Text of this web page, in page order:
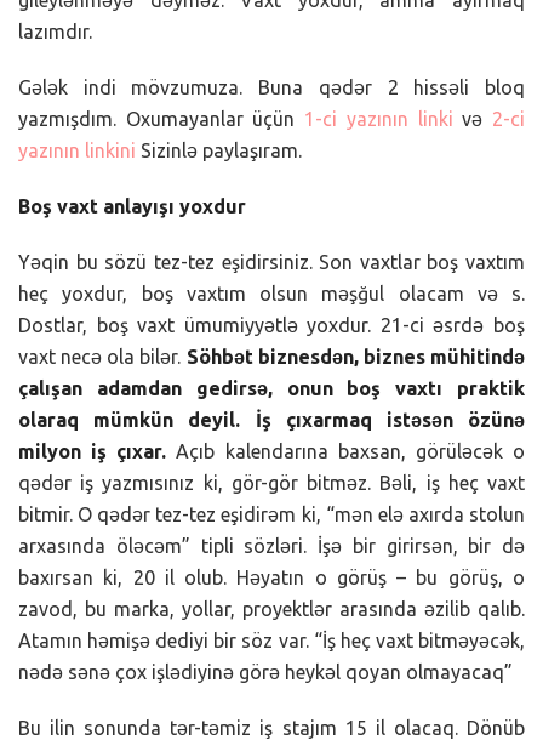
lazımdır.
Gələk indi mövzumuza. Buna qədər 2 hissəli bloq
yazmışdım. Oxumayanlar üçün 1-ci yazının linki və 2-ci
yazının linkini Sizinlə paylaşıram.
Boş vaxt anlayışı yoxdur
Yəqin bu sözü tez-tez eşidirsiniz. Son vaxtlar boş vaxtım
heç yoxdur, boş vaxtım olsun məşğul olacam və s.
Dostlar, boş vaxt ümumiyyətlə yoxdur. 21-ci əsrdə boş
vaxt necə ola bilər. Söhbət biznesdən, biznes mühitində
çalışan adamdan gedirsə, onun boş vaxtı praktik
olaraq mümkün deyil. İş çıxarmaq istəsən özünə
milyon iş çıxar. Açıb kalendarına baxsan, görüləcək o
qədər iş yazmısınız ki, gör-gör bitməz. Bəli, iş heç vaxt
bitmir. O qədər tez-tez eşidirəm ki, “mən elə axırda stolun
arxasında öləcəm” tipli sözləri. İşə bir girirsən, bir də
baxırsan ki, 20 il olub. Həyatın o görüş – bu görüş, o
zavod, bu marka, yollar, proyektlər arasında əzilib qalıb.
Atamın həmişə dediyi bir söz var. “İş heç vaxt bitməyəcək,
nədə sənə çox işlədiyinə görə heykəl qoyan olmayacaq”
Bu ilin sonunda tər-təmiz iş stajım 15 il olacaq. Dönüb